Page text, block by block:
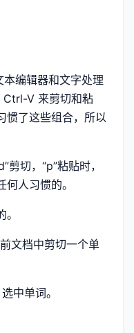
本编辑器和文字处理
V 来剪切和粘
惯了这些组合，所以
切，“p”粘贴时，
人习惯的。
文档中剪切一个单
中单词。